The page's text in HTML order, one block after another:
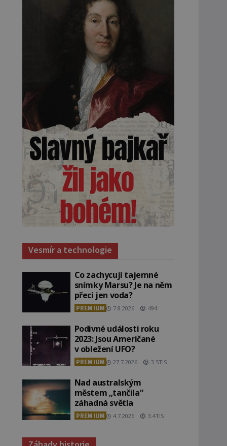
Vesmír a technologie
Co zachycují tajemné
snímky Marsu? Je na něm
přeci jen voda?
PREMIUM 7.8.2026 494
Podivné události roku
2023: Jsou Američané
v obležení UFO?
PREMIUM 27.7.2026 3.5TIS
Nad australským
městem „tančila“
záhadná světla
PREMIUM 4.7.2026 3.4TIS